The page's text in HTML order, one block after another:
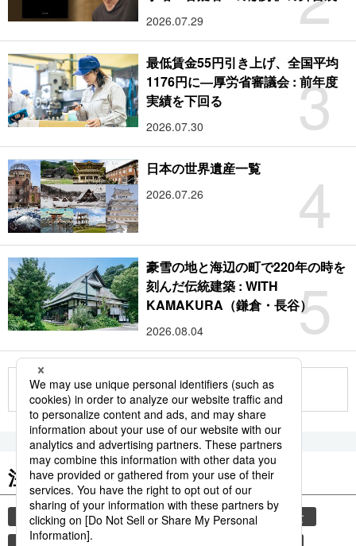
2026.07.29
3
最低賃金55円引き上げ、全国平均
1176円に―厚労省審議会 : 前年度
実績を下回る
2026.07.30
4
日本の世界遺産一覧
2026.07.26
5
豪雪の地と海辺の町で220年の時を
刻んだ伝統建築 : WITH
KAMAKURA（鎌倉・長谷）
2026.08.04
もっと見る
注目のキーワード
共同通信ニュース 気象・災害 災害
和食